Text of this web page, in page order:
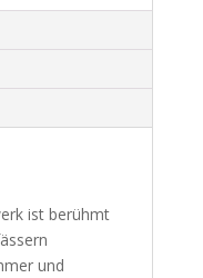
ist berühmt
und